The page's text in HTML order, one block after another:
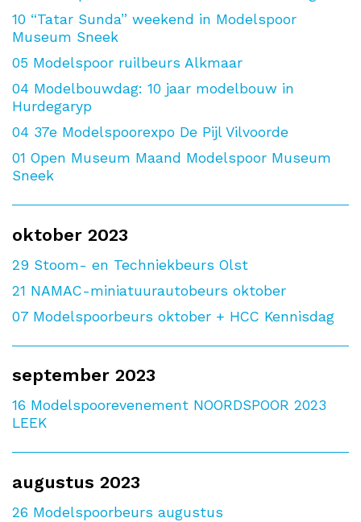
10 “Tatar Sunda” weekend in Modelspoor
Museum Sneek
05 Modelspoor ruilbeurs Alkmaar
04 Modelbouwdag: 10 jaar modelbouw in
Hurdegaryp
04 37e Modelspoorexpo De Pijl Vilvoorde
01 Open Museum Maand Modelspoor Museum
Sneek
oktober 2023
29 Stoom- en Techniekbeurs Olst
21 NAMAC-miniatuurautobeurs oktober
07 Modelspoorbeurs oktober + HCC Kennisdag
september 2023
16 Modelspoorevenement NOORDSPOOR 2023
LEEK
augustus 2023
26 Modelspoorbeurs augustus